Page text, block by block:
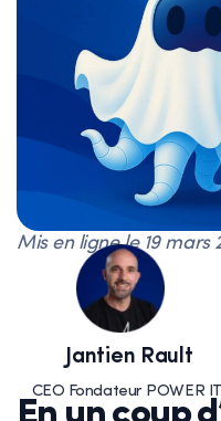
Mis en ligne le 19 mars
Jantien Rault
CEO Fondateur POWER ITI